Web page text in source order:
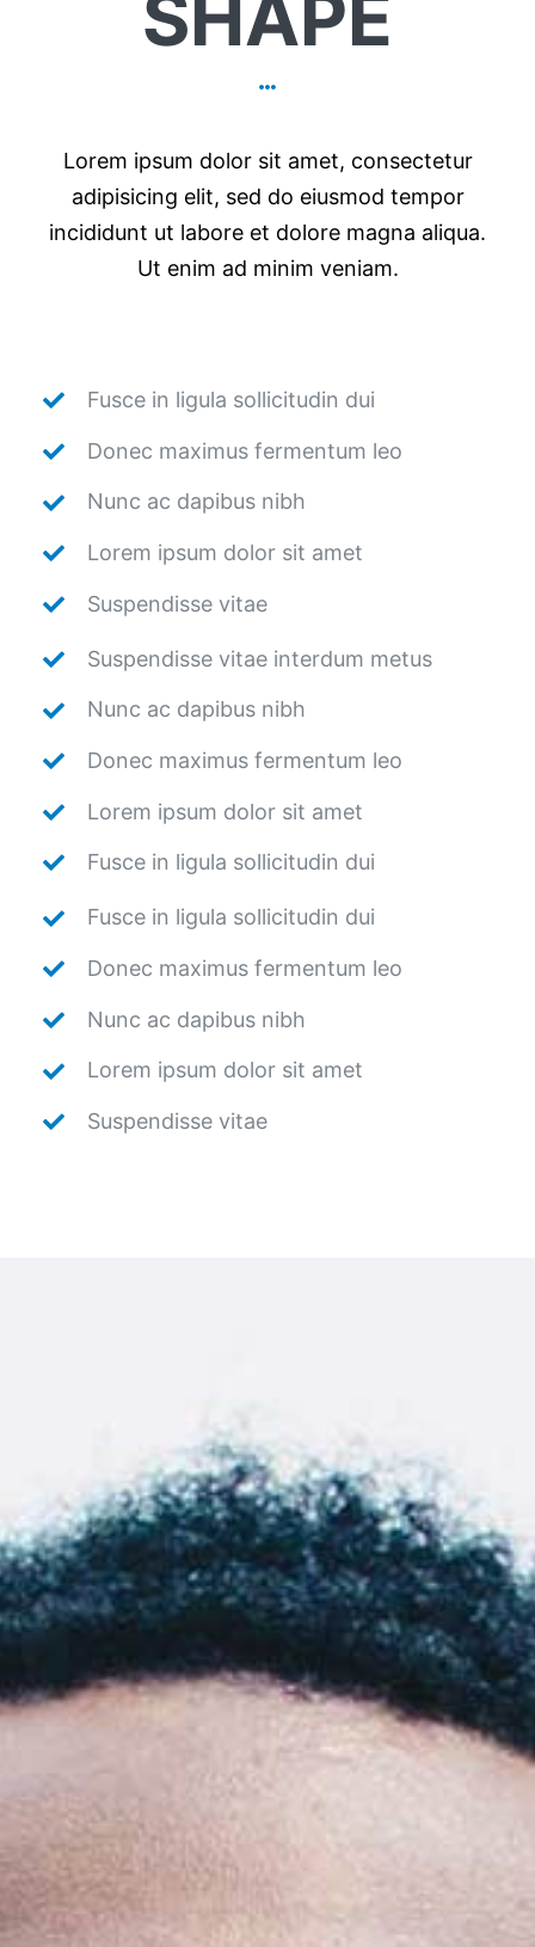
SHAPE
Lorem ipsum dolor sit amet, consectetur
adipisicing elit, sed do eiusmod tempor
incididunt ut labore et dolore magna aliqua.
Ut enim ad minim veniam.
Fusce in ligula sollicitudin dui
Donec maximus fermentum leo
Nunc ac dapibus nibh
Lorem ipsum dolor sit amet
Suspendisse vitae
Suspendisse vitae interdum metus
Nunc ac dapibus nibh
Donec maximus fermentum leo
Lorem ipsum dolor sit amet
Fusce in ligula sollicitudin dui
Fusce in ligula sollicitudin dui
Donec maximus fermentum leo
Nunc ac dapibus nibh
Lorem ipsum dolor sit amet
Suspendisse vitae